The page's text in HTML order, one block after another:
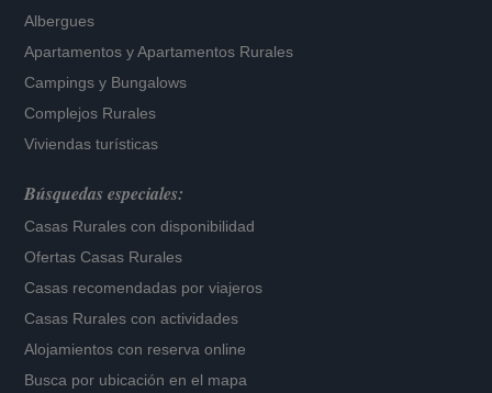
Albergues
Apartamentos yApartamentos Rurales
Campings y Bungalows
Complejos Rurales
Viviendas turísticas
Búsquedas especiales:
Casas Rurales con disponibilidad
Ofertas Casas Rurales
Casas recomendadas por viajeros
Casas Rurales con actividades
Alojamientos con reserva online
Busca por ubicación en el mapa